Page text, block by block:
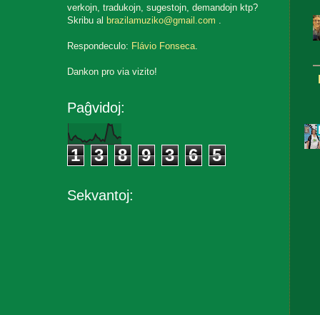
verkojn, tradukojn, sugestojn, demandojn ktp?
Skribu al brazilamuziko@gmail.com .
Respondeculo: Flávio Fonseca.
Dankon pro via vizito!
Paĝvidoj:
1 3 8 9 3 6 5
Sekvantoj: